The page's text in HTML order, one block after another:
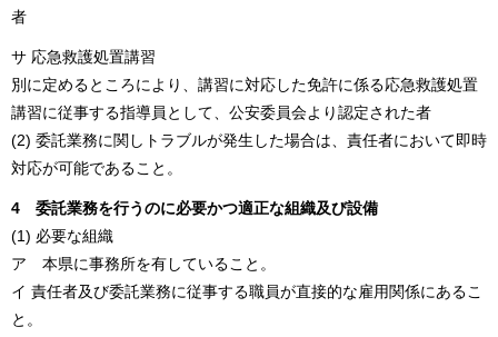
者
サ 応急救護処置講習
別に定めるところにより、講習に対応した免許に係る応急救護処置
講習に従事する指導員として、公安委員会より認定された者
(2) 委託業務に関しトラブルが発生した場合は、責任者において即時
対応が可能であること。
4 委託業務を行うのに必要かつ適正な組織及び設備
(1) 必要な組織
ア 本県に事務所を有していること。
イ 責任者及び委託業務に従事する職員が直接的な雇用関係にあるこ
と。